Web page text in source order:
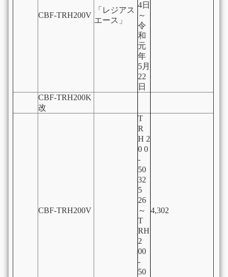
CBF-TRH200V
「レジアス
エース」
4日
～
令
和
元
年
5月
22
日
CBF-TRH200K
改
CBF-TRH200V
T
R
H 2
0 0
-
50
32
5
26
～
T
RH
2
00
-
50
4,302